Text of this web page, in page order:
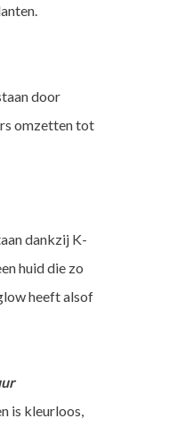
door
omzetten tot
dankzij K-
huid die zo
heeft alsof
is kleurloos,